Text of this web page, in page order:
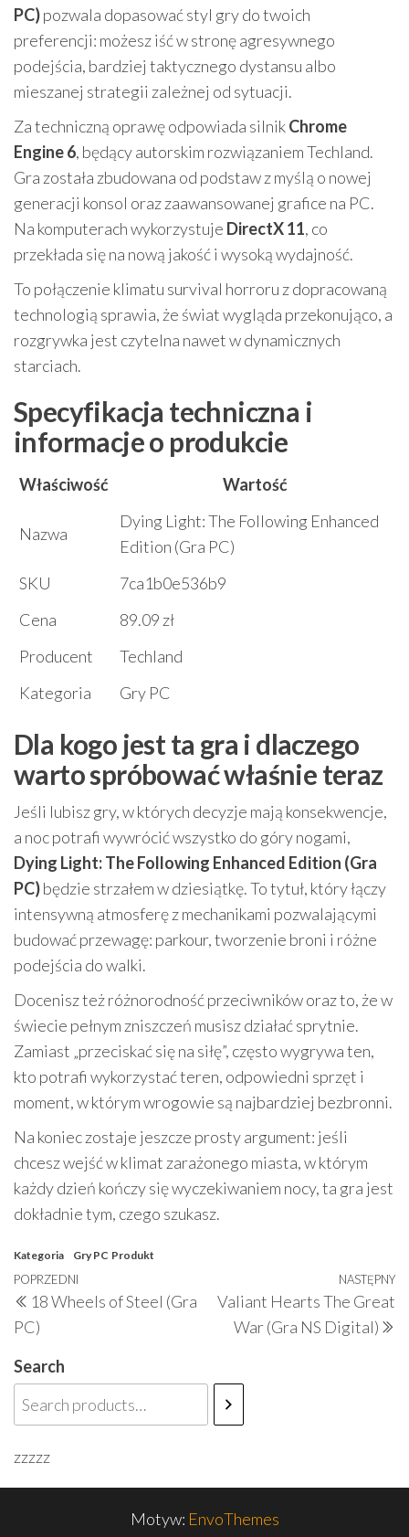
PC)pozwala dopasować styl gry do twoich
preferencji: możesz iść w stronę agresywnego
podejścia, bardziej taktycznego dystansu albo
mieszanej strategii zależnej od sytuacji.
Za techniczną oprawę odpowiada silnikChrome
Engine 6, będący autorskim rozwiązaniem Techland.
Gra została zbudowana od podstaw z myślą o nowej
generacji konsol oraz zaawansowanej grafice na PC.
Na komputerach wykorzystuje DirectX 11, co
przekłada się na nową jakość i wysoką wydajność.
To połączenie klimatu survival horroru z dopracowaną
technologią sprawia, że świat wygląda przekonująco, a
rozgrywka jest czytelna nawet w dynamicznych
starciach.
Specyfikacja techniczna i
informacje o produkcie
Właściwość Wartość
Nazwa
Dying Light: The Following Enhanced
Edition (Gra PC)
SKU
7ca1b0e536b9
Cena
89.09 zł
Producent
Techland
Kategoria
Gry PC
Dla kogo jest ta gra i dlaczego
warto spróbować właśnie teraz
Jeśli lubisz gry, w których decyzje mają konsekwencje,
a noc potrafi wywrócić wszystko do góry nogami,
Dying Light: The Following Enhanced Edition (Gra
PC)będzie strzałem w dziesiątkę. To tytuł, który łączy
intensywną atmosferę z mechanikami pozwalającymi
budować przewagę: parkour, tworzenie broni i różne
podejścia do walki.
Docenisz też różnorodność przeciwników oraz to, że w
świecie pełnym zniszczeń musisz działać sprytnie.
Zamiast „przeciskać się na siłę”, często wygrywa ten,
kto potrafi wykorzystać teren, odpowiedni sprzęt i
moment, w którym wrogowie są najbardziej bezbronni.
Na koniec zostaje jeszcze prosty argument: jeśli
chcesz wejść w klimat zarażonego miasta, w którym
każdy dzień kończy się wyczekiwaniem nocy, ta gra jest
dokładnie tym, czego szukasz.
Kategoria Gry PC Produkt
Nawigacja
wpisu
Poprzedni
wpis
POPRZEDNI
18 Wheels of Steel (Gra
PC)
NASTĘPNY
Valiant Hearts The Great
War (Gra NS Digital)
Search
zzzzz
Motyw: EnvoThemes